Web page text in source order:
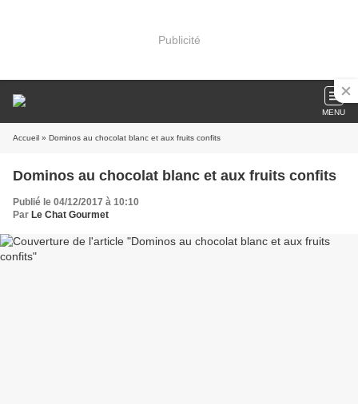
Publicité
MENU
Accueil » Dominos au chocolat blanc et aux fruits confits
Dominos au chocolat blanc et aux fruits confits
Publié le 04/12/2017 à 10:10
Par Le Chat Gourmet